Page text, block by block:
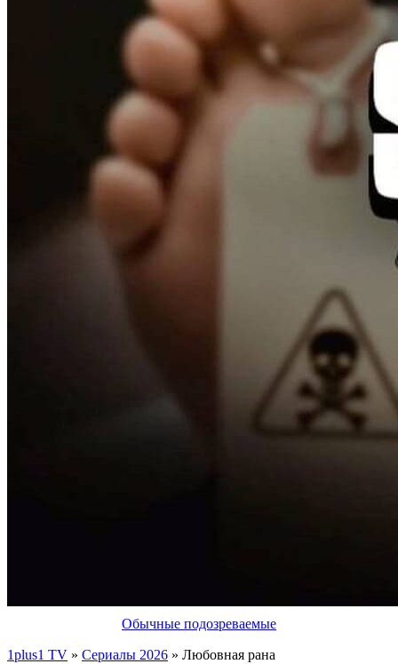
Обычные подозреваемые
1plus1 TV » Сериалы 2026 » Любовная рана